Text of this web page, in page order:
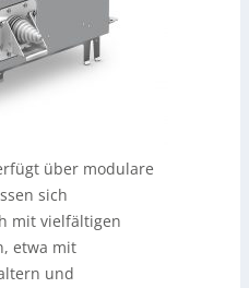
über modulare
sich
mit vielfältigen
etwa mit
und